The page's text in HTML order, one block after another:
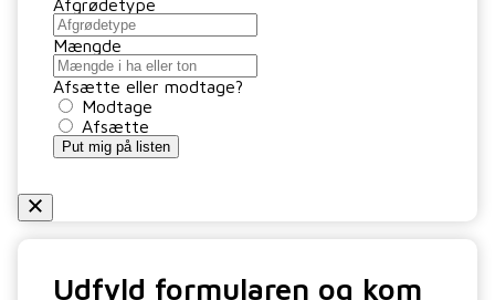
Afgrødetype
Mængde
Afsætte eller modtage?
Modtage
Afsætte
Put mig på listen
Udfyld formularen og kom